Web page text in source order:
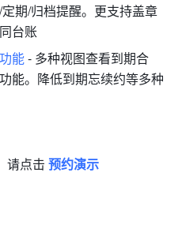
期/归档提醒。更支持盖章
台账
能- 多种视图查看到期合
能。降低到期忘续约等多种
请点击 预约演示